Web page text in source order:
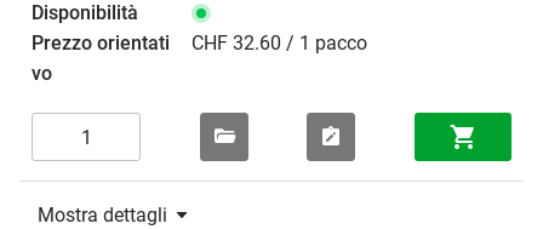
CHF 32.60 / 1 pacco
Mostra dettagli